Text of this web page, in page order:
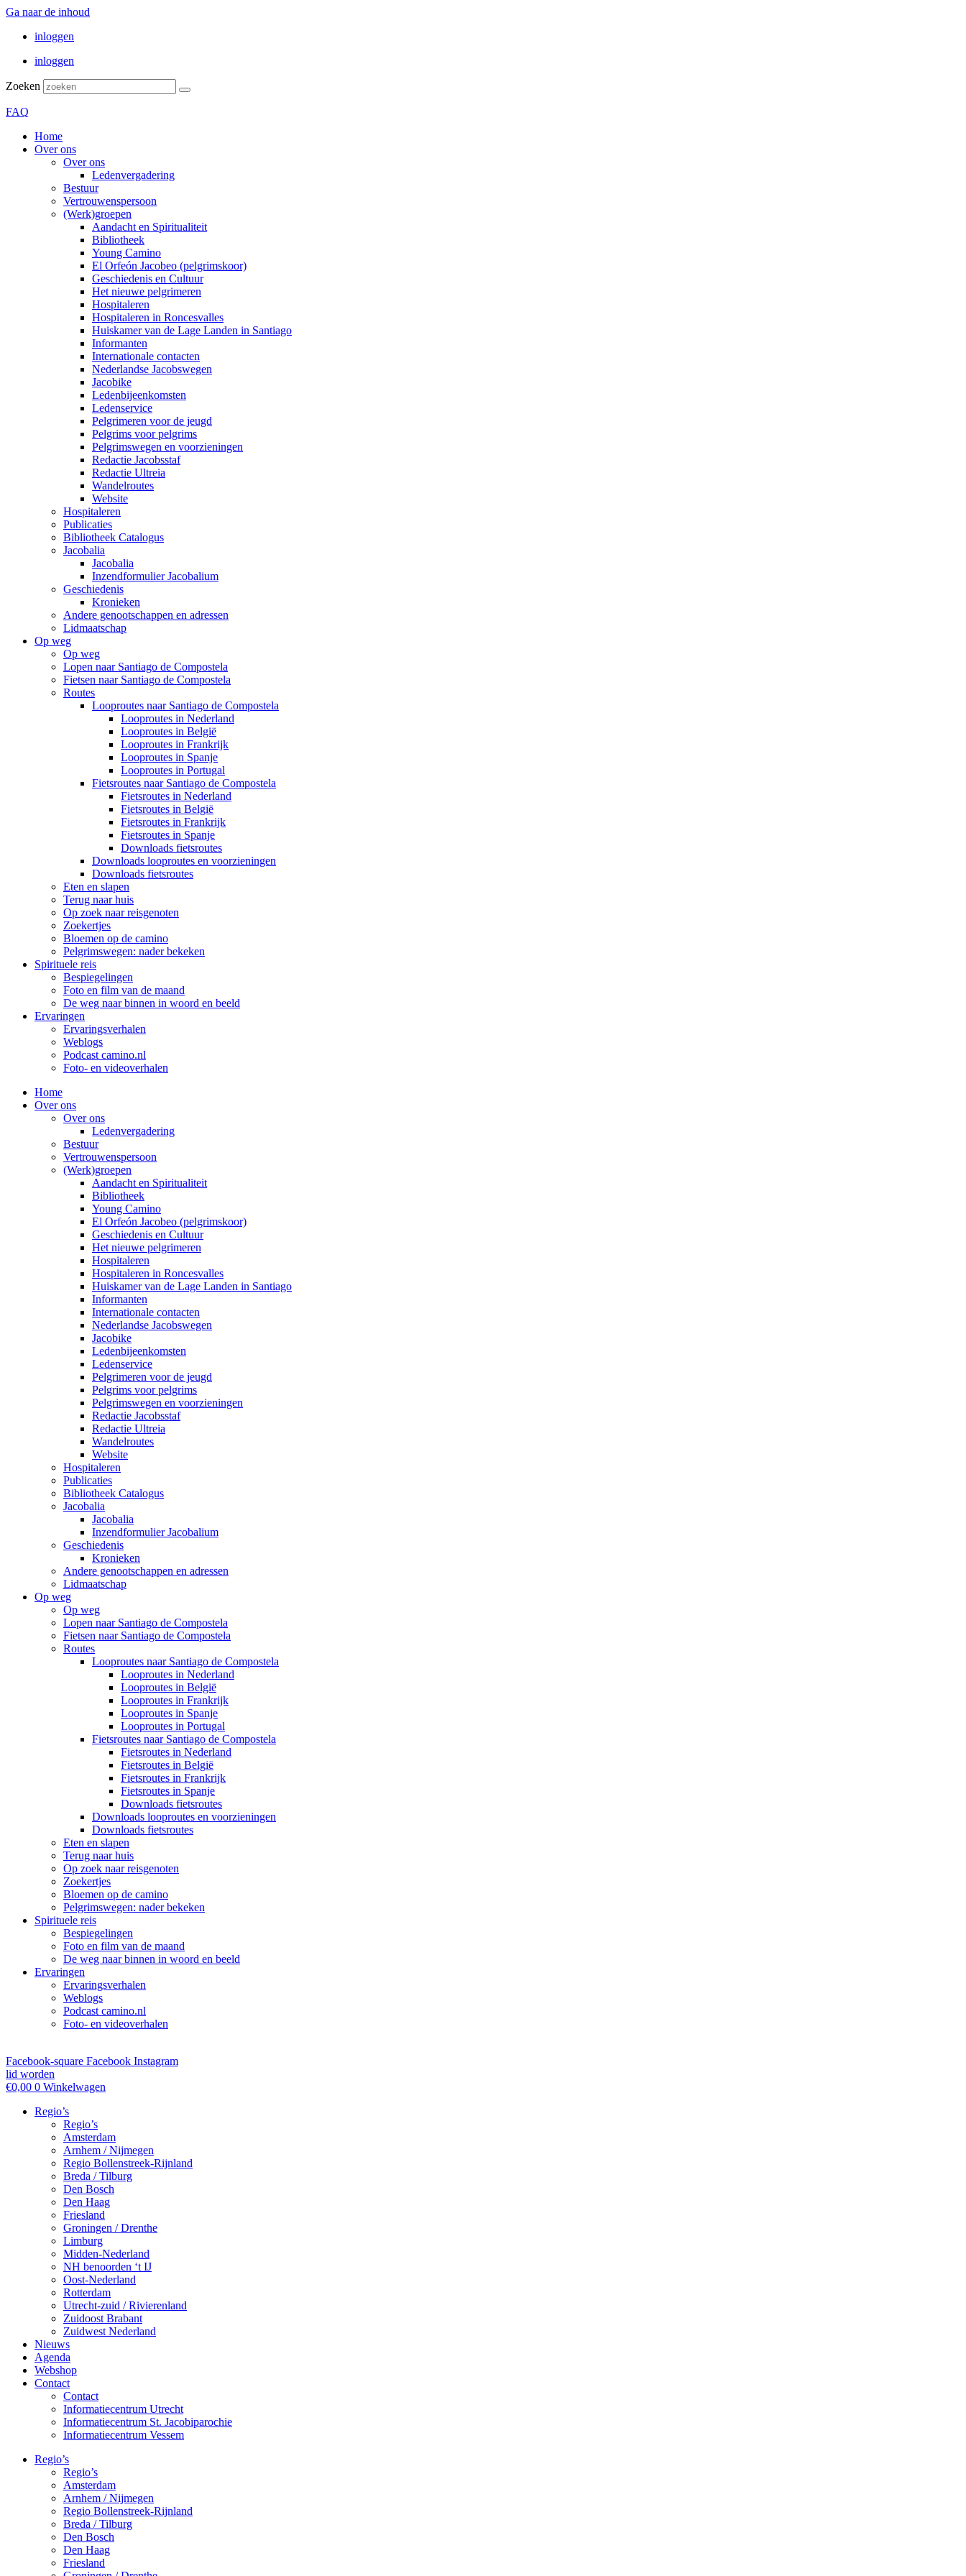
Ga naar de inhoud
inloggen
inloggen
Zoeken
FAQ
Home
Over ons
Over ons
Ledenvergadering
Bestuur
Vertrouwenspersoon
(Werk)groepen
Aandacht en Spiritualiteit
Bibliotheek
Young Camino
El Orfeón Jacobeo (pelgrimskoor)
Geschiedenis en Cultuur
Het nieuwe pelgrimeren
Hospitaleren
Hospitaleren in Roncesvalles
Huiskamer van de Lage Landen in Santiago
Informanten
Internationale contacten
Nederlandse Jacobswegen
Jacobike
Ledenbijeenkomsten
Ledenservice
Pelgrimeren voor de jeugd
Pelgrims voor pelgrims
Pelgrimswegen en voorzieningen
Redactie Jacobsstaf
Redactie Ultreia
Wandelroutes
Website
Hospitaleren
Publicaties
Bibliotheek Catalogus
Jacobalia
Jacobalia
Inzendformulier Jacobalium
Geschiedenis
Kronieken
Andere genootschappen en adressen
Lidmaatschap
Op weg
Op weg
Lopen naar Santiago de Compostela
Fietsen naar Santiago de Compostela
Routes
Looproutes naar Santiago de Compostela
Looproutes in Nederland
Looproutes in België
Looproutes in Frankrijk
Looproutes in Spanje
Looproutes in Portugal
Fietsroutes naar Santiago de Compostela
Fietsroutes in Nederland
Fietsroutes in België
Fietsroutes in Frankrijk
Fietsroutes in Spanje
Downloads fietsroutes
Downloads looproutes en voorzieningen
Downloads fietsroutes
Eten en slapen
Terug naar huis
Op zoek naar reisgenoten
Zoekertjes
Bloemen op de camino
Pelgrimswegen: nader bekeken
Spirituele reis
Bespiegelingen
Foto en film van de maand
De weg naar binnen in woord en beeld
Ervaringen
Ervaringsverhalen
Weblogs
Podcast camino.nl
Foto- en videoverhalen
Home
Over ons
Over ons
Ledenvergadering
Bestuur
Vertrouwenspersoon
(Werk)groepen
Aandacht en Spiritualiteit
Bibliotheek
Young Camino
El Orfeón Jacobeo (pelgrimskoor)
Geschiedenis en Cultuur
Het nieuwe pelgrimeren
Hospitaleren
Hospitaleren in Roncesvalles
Huiskamer van de Lage Landen in Santiago
Informanten
Internationale contacten
Nederlandse Jacobswegen
Jacobike
Ledenbijeenkomsten
Ledenservice
Pelgrimeren voor de jeugd
Pelgrims voor pelgrims
Pelgrimswegen en voorzieningen
Redactie Jacobsstaf
Redactie Ultreia
Wandelroutes
Website
Hospitaleren
Publicaties
Bibliotheek Catalogus
Jacobalia
Jacobalia
Inzendformulier Jacobalium
Geschiedenis
Kronieken
Andere genootschappen en adressen
Lidmaatschap
Op weg
Op weg
Lopen naar Santiago de Compostela
Fietsen naar Santiago de Compostela
Routes
Looproutes naar Santiago de Compostela
Looproutes in Nederland
Looproutes in België
Looproutes in Frankrijk
Looproutes in Spanje
Looproutes in Portugal
Fietsroutes naar Santiago de Compostela
Fietsroutes in Nederland
Fietsroutes in België
Fietsroutes in Frankrijk
Fietsroutes in Spanje
Downloads fietsroutes
Downloads looproutes en voorzieningen
Downloads fietsroutes
Eten en slapen
Terug naar huis
Op zoek naar reisgenoten
Zoekertjes
Bloemen op de camino
Pelgrimswegen: nader bekeken
Spirituele reis
Bespiegelingen
Foto en film van de maand
De weg naar binnen in woord en beeld
Ervaringen
Ervaringsverhalen
Weblogs
Podcast camino.nl
Foto- en videoverhalen
Facebook-square Facebook Instagram
lid worden
€0,00 0 Winkelwagen
Regio’s
Regio’s
Amsterdam
Arnhem / Nijmegen
Regio Bollenstreek-Rijnland
Breda / Tilburg
Den Bosch
Den Haag
Friesland
Groningen / Drenthe
Limburg
Midden-Nederland
NH benoorden ‘t IJ
Oost-Nederland
Rotterdam
Utrecht-zuid / Rivierenland
Zuidoost Brabant
Zuidwest Nederland
Nieuws
Agenda
Webshop
Contact
Contact
Informatiecentrum Utrecht
Informatiecentrum St. Jacobiparochie
Informatiecentrum Vessem
Regio’s
Regio’s
Amsterdam
Arnhem / Nijmegen
Regio Bollenstreek-Rijnland
Breda / Tilburg
Den Bosch
Den Haag
Friesland